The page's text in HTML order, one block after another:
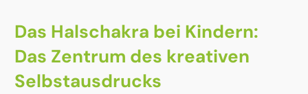
Das Halschakra bei Kindern:
Das Zentrum des kreativen
Selbstausdrucks